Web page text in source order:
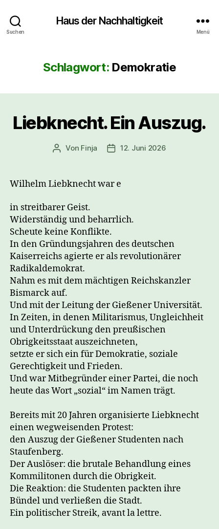
Suchen
Haus der Nachhaltigkeit
Menü
Schlagwort: Demokratie
Liebknecht. Ein Auszug.
Beitragsautor
Von Finja Veröffentlichungsdatum
12. Juni 2026
Wilhelm Liebknecht war e
in streitbarer Geist.
Widerständig und beharrlich.
Scheute keine Konflikte.
In den Gründungsjahren des deutschen
Kaiserreichs agierte er als revolutionärer
Radikaldemokrat.
Nahm es mit dem mächtigen Reichskanzler
Bismarck auf.
Und mit der Leitung der Gießener Universität.
In Zeiten, in denen Militarismus, Ungleichheit
und Unterdrückung den preußischen
Obrigkeitsstaat auszeichneten,
setzte er sich ein für Demokratie, soziale
Gerechtigkeit und Frieden.
Und war Mitbegründer einer Partei, die noch
heute das Wort „sozial“ im Namen trägt.
Bereits mit 20 Jahren organisierte Liebknecht
einen wegweisenden Protest:
den Auszug der Gießener Studenten nach
Staufenberg.
Der Auslöser: die brutale Behandlung eines
Kommilitonen durch die Obrigkeit.
Die Reaktion: die Studenten packten ihre
Bündel und verließen die Stadt.
Ein politischer Streik, avant la lettre.